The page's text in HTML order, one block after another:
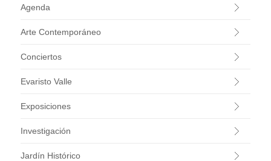
Agenda
Arte Contemporáneo
Conciertos
Evaristo Valle
Exposiciones
Investigación
Jardín Histórico